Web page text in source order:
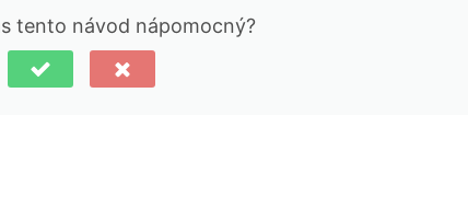
tento návod nápomocný?